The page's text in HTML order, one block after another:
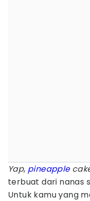
Yap, pineapple
terbuat dari nanas
Untuk kamu yang